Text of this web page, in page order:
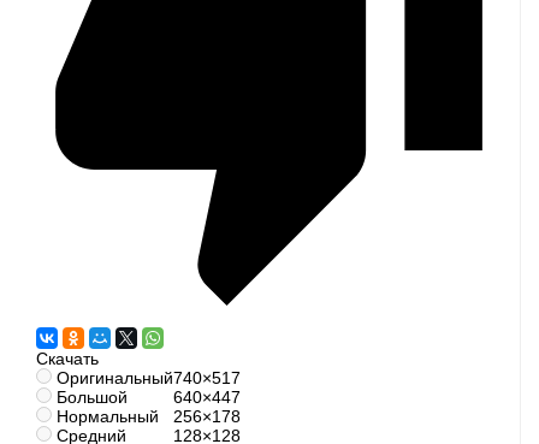
Скачать
Оригинальный740×517
Большой
640×447
Нормальный
256×178
Средний
128×128